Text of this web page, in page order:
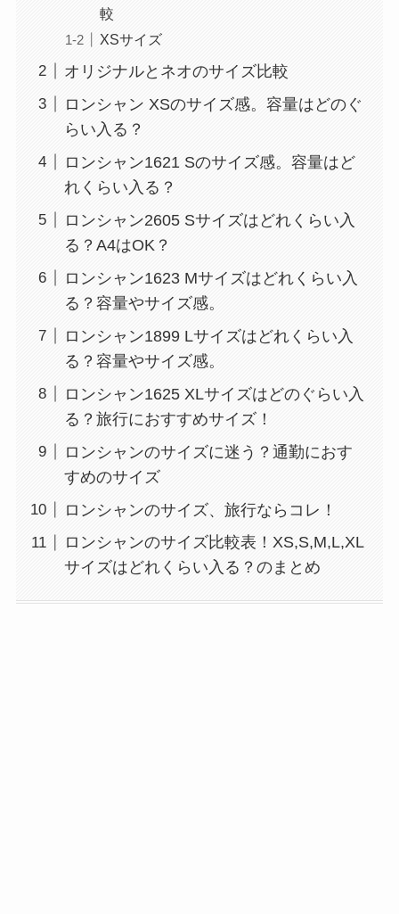
較
XSサイズ
オリジナルとネオのサイズ比較
ロンシャン XSのサイズ感。容量はどのぐ
らい入る？
ロンシャン1621 Sのサイズ感。容量はど
れくらい入る？
ロンシャン2605 Sサイズはどれくらい入
る？A4はOK？
ロンシャン1623 Mサイズはどれくらい入
る？容量やサイズ感。
ロンシャン1899 Lサイズはどれくらい入
る？容量やサイズ感。
ロンシャン1625 XLサイズはどのぐらい入
る？旅行におすすめサイズ！
ロンシャンのサイズに迷う？通勤におす
すめのサイズ
ロンシャンのサイズ、旅行ならコレ！
ロンシャンのサイズ比較表！XS,S,M,L,XL
サイズはどれくらい入る？のまとめ